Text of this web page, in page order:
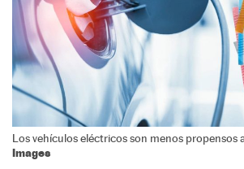
Los vehículos eléctricos son menos propensos
Images